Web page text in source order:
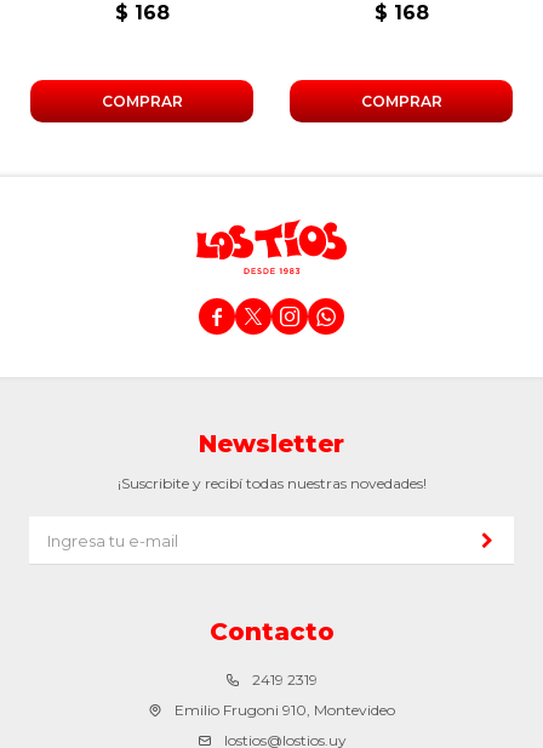
$ 168 $ 168
   
Contacto
2419 2319
Emilio Frugoni 910, Montevideo
lostios@lostios.uy
Newsletter
¡Suscribite y recibí todas nuestras novedades!